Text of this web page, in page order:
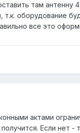
там антенну
т.к. оборудование
все это
актами
Если нет